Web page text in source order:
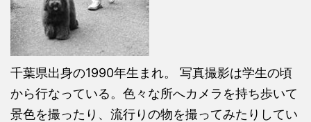
千葉県出身の1990年生まれ。 写真撮影は学生の頃
から行なっている。色々な所へカメラを持ち歩いて
景色を撮ったり、流行りの物を撮ってみたりしてい